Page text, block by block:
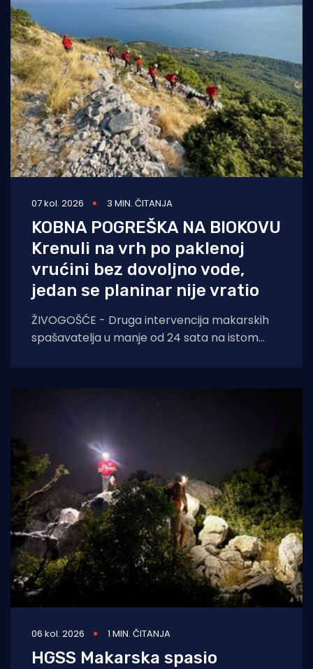
07 kol. 2026 3 MIN. ČITANJA
KOBNA POGREŠKA NA BIOKOVU
Krenuli na vrh po paklenoj
vrućini bez dovoljno vode,
jedan se planinar nije vratio
ŽIVOGOŠĆE - Druga intervencija makarskih
spašavatelja u manje od 24 sata na istom
06 kol. 2026 1 MIN. ČITANJA
HGSS Makarska spasio